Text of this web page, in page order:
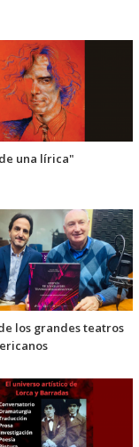
una lírica"
los grandes teatros